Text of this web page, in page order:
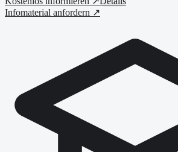
Infomaterial anfordern ↗